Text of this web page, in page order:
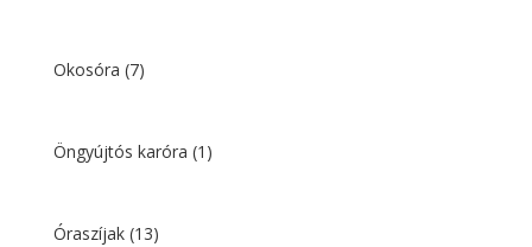
Okosóra (7)
Öngyújtós karóra (1)
Óraszíjak (13)